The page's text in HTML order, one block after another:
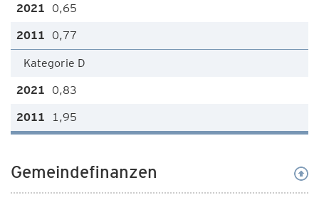
0,65
0,77
Kategorie D
0,83
1,95
Gemeindefinanzen